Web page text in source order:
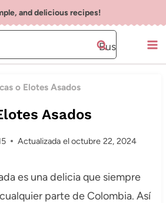
and delicious recipes!
o Elotes Asados
Asados
Actualizada eloctubre 22, 2024
es una delicia que siempre
parte de Colombia. Así